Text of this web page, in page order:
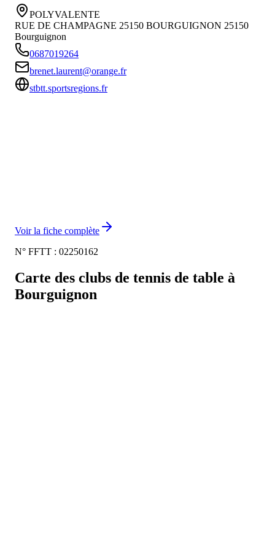
POLYVALENTE
RUE DE CHAMPAGNE 25150 BOURGUIGNON 25150
Bourguignon
0687019264
brenet.laurent@orange.fr
stbtt.sportsregions.fr
Voir la fiche complète
N° FFTT : 02250162
Carte des clubs de tennis de table à
Bourguignon